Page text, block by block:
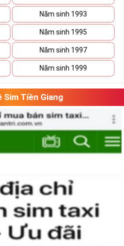
Năm sinh 1993
Năm sinh 1995
Năm sinh 1997
Năm sinh 1999
Sim Tiền Giang